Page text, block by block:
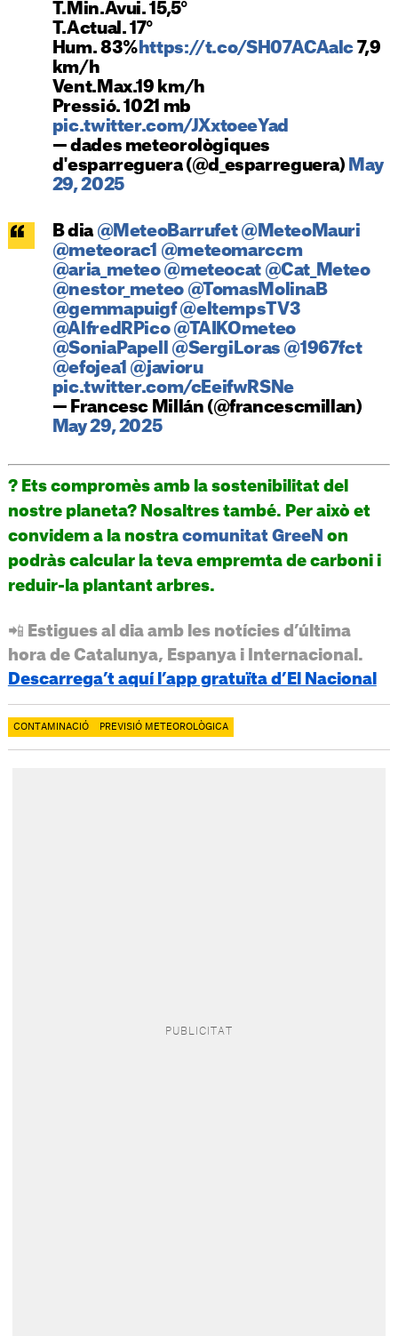
T.Min.Avui. 15,5°
T.Actual. 17°
Hum. 83% https://t.co/SH07ACAalc 7,9
km/h
Vent.Max.19 km/h
Pressió. 1021 mb
pic.twitter.com/JXxtoeeYad
— dades meteorològiques
d'esparreguera (@d_esparreguera) May
29, 2025
B dia @MeteoBarrufet @MeteoMauri
@meteorac1 @meteomarccm
@aria_meteo @meteocat @Cat_Meteo
@nestor_meteo @TomasMolinaB
@gemmapuigf @eltempsTV3
@AlfredRPico @TAIKOmeteo
@SoniaPapell
@SergiLoras @1967fct
@efojea1 @javioru
pic.twitter.com/cEeifwRSNe
— Francesc Millán (@francescmillan)
May 29, 2025
? Ets compromès amb la sostenibilitat del
nostre planeta? Nosaltres també. Per això et
convidem a la nostra comunitat GreeN on
podràs calcular la teva empremta de carboni i
reduir-la plantant arbres.
📲 Estigues al dia amb les notícies d’última
hora de Catalunya, Espanya i Internacional.
Descarrega’t aquí l’app gratuïta d’El Nacional
CONTAMINACIÓ PREVISIÓ METEOROLÒGICA